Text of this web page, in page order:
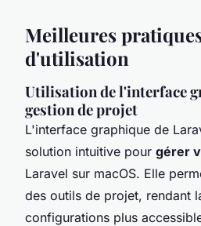
Meilleures
d'utilisation
Utilisation de l'interface
gestion de projet
L'interface graphique de
solution intuitive pour gérer
Laravel sur macOS. Elle
des outils de projet, rendant
configurations plus